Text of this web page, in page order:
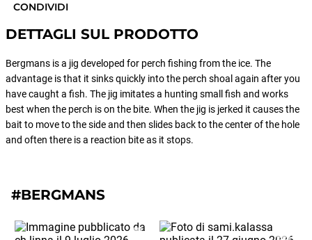
CONDIVIDI
DETTAGLI SUL PRODOTTO
Bergmans is a jig developed for perch fishing from the ice. The
advantage is that it sinks quickly into the perch shoal again after you
have caught a fish. The jig imitates a hunting small fish and works
best when the perch is on the bite. When the jig is jerked it causes the
bait to move to the side and then slides back to the center of the hole
and often there is a reaction bite as it stops.
#BERGMANS